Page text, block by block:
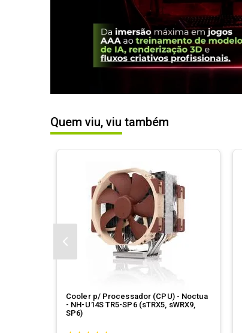
Quem viu, viu também
Cooler p/ Processador (CPU) - Noctua
- NH-U14S TR5-SP6 (sTRX5, sWRX9,
SP6)